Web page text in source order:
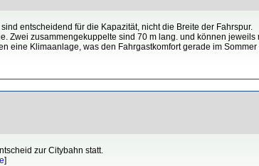
entscheidend für die Kapazität, nicht die Breite der Fahrspur.
Zwei zusammengekuppelte sind 70 m lang. und können
eine Klimaanlage, was den Fahrgastkomfort gerade im
zur Citybahn statt.
]